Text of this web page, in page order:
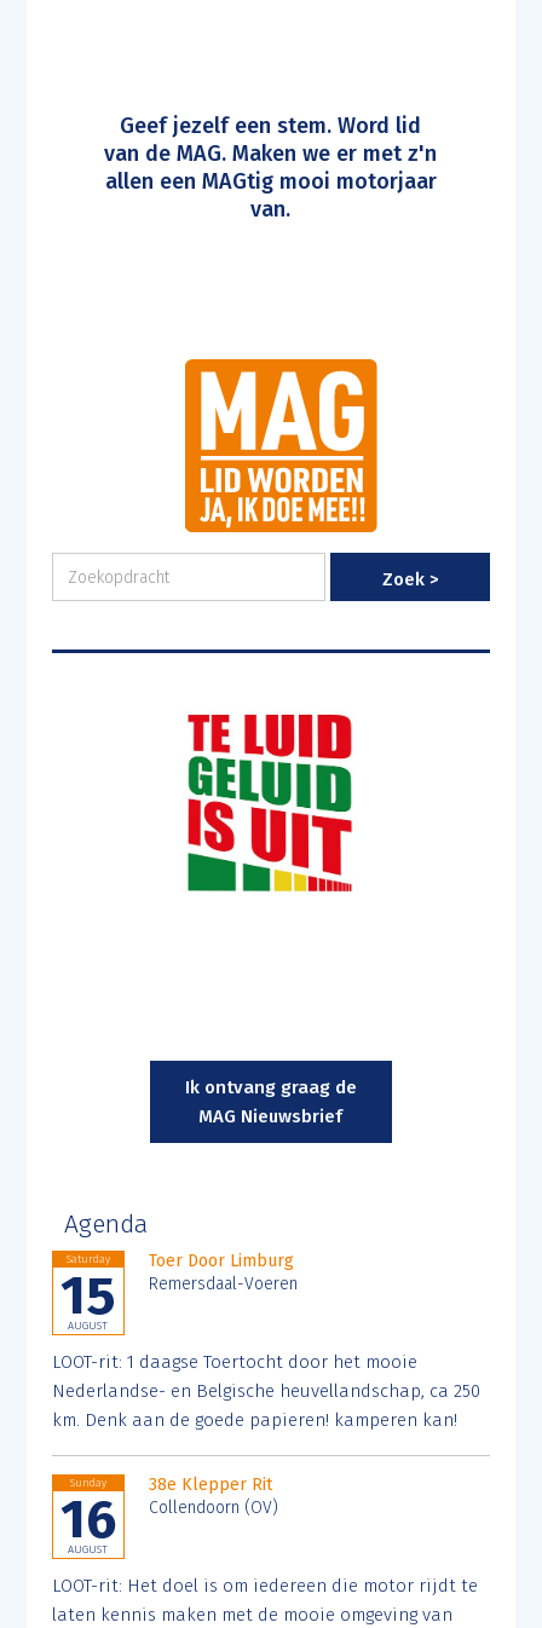
Geef jezelf een stem. Word lid
van de MAG. Maken we er met z'n
allen een MAGtig mooi motorjaar
van.
Ik ontvang graag de
MAG Nieuwsbrief
Agenda
Saturday
15
AUGUST
Toer Door Limburg
Remersdaal-Voeren
LOOT-rit: 1 daagse Toertocht door het mooie
Nederlandse- en Belgische heuvellandschap, ca 250
km. Denk aan de goede papieren! kamperen kan!
Sunday
16
AUGUST
38e Klepper Rit
Collendoorn (OV)
LOOT-rit: Het doel is om iedereen die motor rijdt te
laten kennis maken met de mooie omgeving van